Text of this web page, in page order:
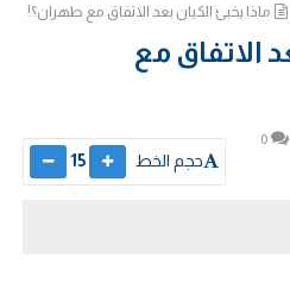
ماذا يخبئ الكيان بعد الاتفاق مع طهران؟!
الاتفاق مع
0
حجم الخط 15